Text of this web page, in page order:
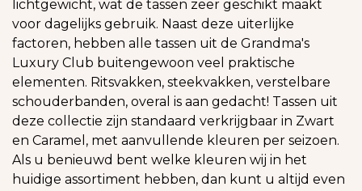
lichtgewicht, wat de tassen zeer geschikt maakt
voor dagelijks gebruik. Naast deze uiterlijke
factoren, hebben alle tassen uit de Grandma's
Luxury Club buitengewoon veel praktische
elementen. Ritsvakken, steekvakken, verstelbare
schouderbanden, overal is aan gedacht! Tassen uit
deze collectie zijn standaard verkrijgbaar in Zwart
en Caramel, met aanvullende kleuren per seizoen.
Als u benieuwd bent welke kleuren wij in het
huidige assortiment hebben, dan kunt u altijd even